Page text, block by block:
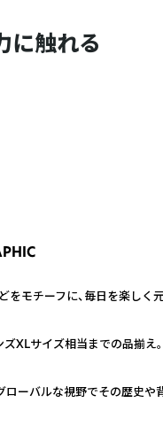
に触れる
モチーフに、毎日を楽しく
サイズ相当までの品揃え
ーバルな視野でその歴史や